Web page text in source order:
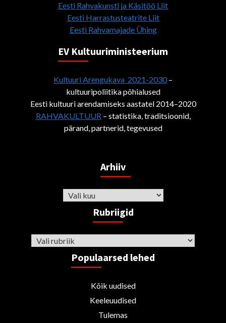
Eesti Rahvakunsti ja Käsitöö Liit
Eesti Harrastusteatrite Liit
Eesti Rahvamajade Ühing
EV Kultuuriministeerium
Kultuuri Arengukava 2021-2030–
kultuuripoliitika põhialused
Eesti kultuuri arendamiseks aastatel 2014–2020
RAHVAKULTUUR– statistika, traditsioonid,
pärand, partnerid, tegevused
Arhiiv
Arhiiv
Rubriigid
Rubriigid
Populaarsed lehed
Kõik uudised
Keeleuudised
Tulemas